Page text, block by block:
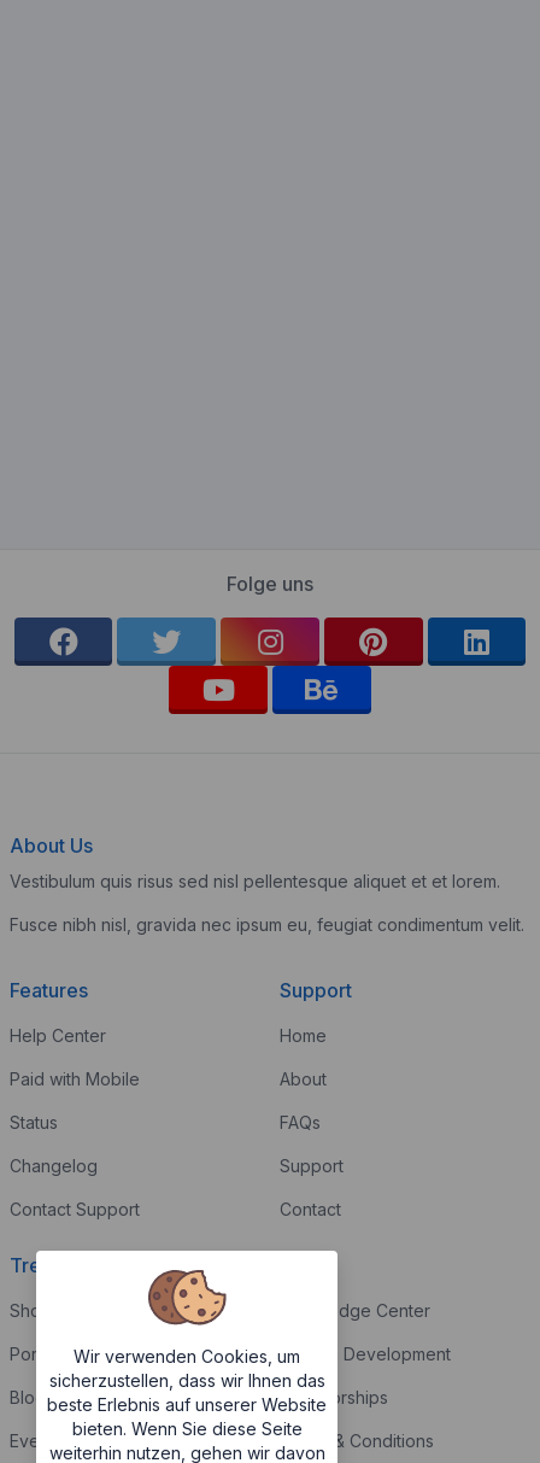
Folge uns
About Us
Vestibulum quis risus sed nisl pellentesque aliquet et et lorem.
Fusce nibh nisl, gravida nec ipsum eu, feugiat condimentum velit.
Features
Help Center
Paid with Mobile
Status
Changelog
Contact Support
Support
Home
About
FAQs
Support
Contact
Trending
Shop
Portfolio
Blog
Events
Knowledge Center
Custom Development
Sponsorships
Terms & Conditions
Wir verwenden Cookies, um
sicherzustellen, dass wir Ihnen das
beste Erlebnis auf unserer Website
bieten. Wenn Sie diese Seite
weiterhin nutzen, gehen wir davon